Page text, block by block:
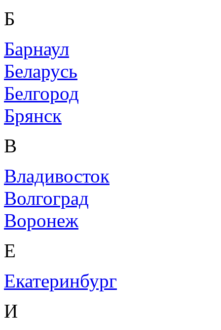
Б
Барнаул
Беларусь
Белгород
Брянск
В
Владивосток
Волгоград
Воронеж
Е
Екатеринбург
И